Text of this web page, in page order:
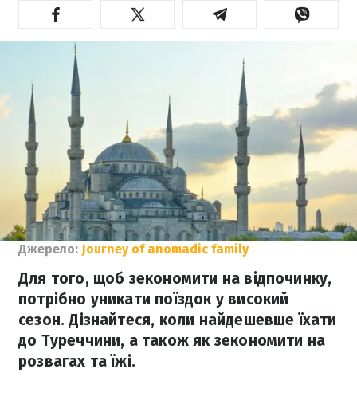
Джерело: Journey of anomadic family
Для того, щоб зекономити на відпочинку,
потрібно уникати поїздок у високий
сезон. Дізнайтеся, коли найдешевше їхати
до Туреччини, а також як зекономити на
розвагах та їжі.